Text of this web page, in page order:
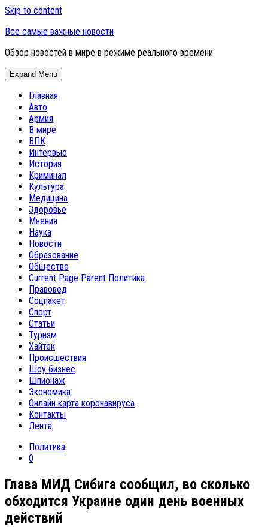
Skip to content
Все самые важные новости
Обзор новостей в мире в режиме реального времени
Expand Menu
Главная
Авто
Армия
В мире
ВПК
Интервью
История
Криминал
Культура
Медицина
Здоровье
Мнения
Наука
Новости
Образование
Общество
Current Page Parent Политика
Правовед
Соцпакет
Спорт
Статьи
Туризм
Хайтек
Происшествия
Шоу бизнес
Шпионаж
Экономика
Онлайн карта коронавируса
Контакты
Лента
Политика
0
Глава МИД Сибига сообщил, во сколько
обходится Украине один день военных
действий